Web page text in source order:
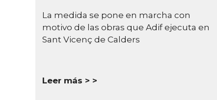
La medida se pone en marcha con
motivo de las obras que Adif ejecuta en
Sant Vicenç de Calders
Leer más >